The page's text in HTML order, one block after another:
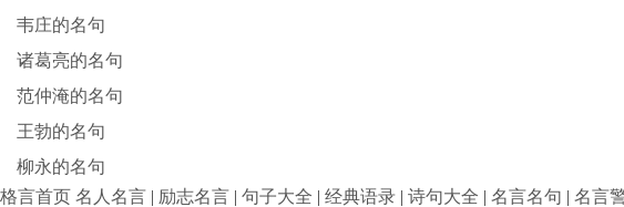
韦庄的名句
诸葛亮的名句
范仲淹的名句
王勃的名句
柳永的名句
格言首页 名人名言 | 励志名言 | 句子大全 | 经典语录 | 诗句大全 | 名言名句 | 名言